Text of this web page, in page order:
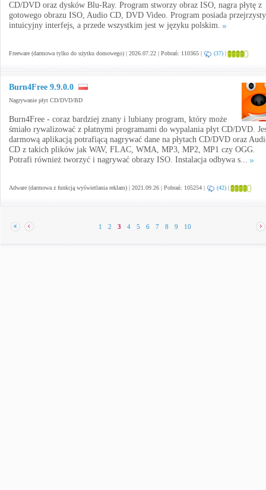
CD/DVD oraz dysków Blu-Ray. Program stworzy obraz ISO, nagra płytę z
gotowego obrazu ISO, Audio CD, DVD Video. Program posiada
intuicyjny interfejs, a przede wszystkim jest w języku polskim.
Freeware (darmowa tylko do użytku domowego) | 2026.07.22 | Pobrań: 110365 | (37) |
Burn4Free 9.9.0.0
Nagrywanie płyt CD/DVD/BD
Burn4Free - coraz bardziej znany i lubiany program, który może
śmiało rywalizować z płatnymi programami do wypalania płyt CD/DVD.
darmową aplikacją potrafiącą nagrywać dane na płytach CD/DVD oraz
CD z takich plików jak WAV, FLAC, WMA, MP3, MP2, MP1 czy OGG.
Potrafi również tworzyć i nagrywać obrazy ISO. Instalacja odbywa s...
Adware (darmowa z funkcją wyświetlania reklam) | 2021.09.26 | Pobrań: 105254 | (42) |
1 2 3 4 5 6 7 8 9 10